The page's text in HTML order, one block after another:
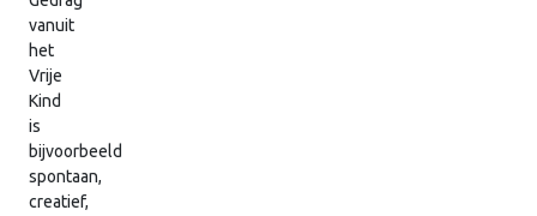
vanuit
het
Vrije
Kind
is
bijvoorbeeld
spontaan,
creatief,